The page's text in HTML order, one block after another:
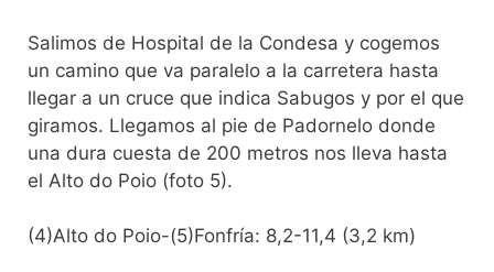
Salimos de Hospital de la Condesa y cogemos
un camino que va paralelo a la carretera hasta
llegar a un cruce que indica Sabugos y por el que
giramos. Llegamos al pie de Padornelo donde
una dura cuesta de 200 metros nos lleva hasta
el Alto do Poio (foto 5).
(4)Alto do Poio-(5)Fonfría: 8,2-11,4 (3,2 km)